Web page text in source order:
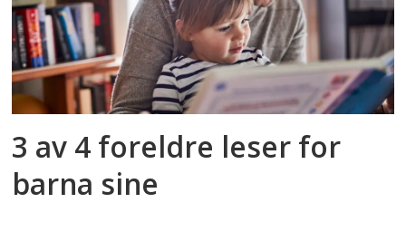
3 av 4 foreldre leser for
barna sine